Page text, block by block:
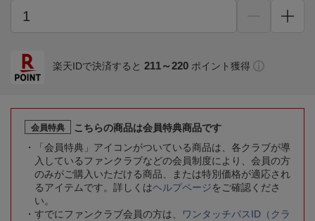
楽天IDで決済すると 211～220 ポイント獲得
会員特典
こちらの商品は会員特典商品です
「会員特典」アイコンがついている商品は、各クラブが導
入しているファンクラブなどの会員制度により、会員の方
のみがご購入いただける商品、または特別価格が適応され
るアイテムです。詳しくはヘルプページをご確認くださ
い。
すでにファンクラブ会員の方は、
ワンタッチパスID（クラ